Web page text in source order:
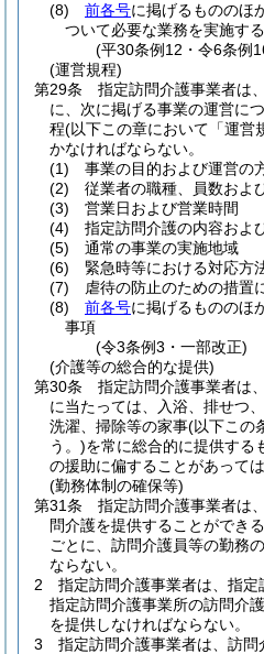
(8)
前各号に掲げるもののほ
ついて必要な業務を実施する
(平30条例12・令6条例
(運営規程)
第29条
指定訪問介護事業者は
に、次に掲げる事業の運営に
程(以下この章において「運営
かなければならない。
(1)
事業の目的および運営の
(2)
従業者の職種、員数およ
(3)
営業日および営業時間
(4)
指定訪問介護の内容およ
(5)
通常の事業の実施地域
(6)
緊急時等における対応方
(7)
虐待の防止のための措置
(8)
前各号に掲げるもののほ
事項
(令3条例3・一部改正)
(介護等の総合的な提供)
第30条
指定訪問介護事業者は
に当たっては、入浴、排せつ
洗濯、掃除等の家事(以下この
う。)を常に総合的に提供する
の援助に偏することがあっては
(勤務体制の確保等)
第31条
指定訪問介護事業者は
問介護を提供することができ
ごとに、訪問介護員等の勤務
ならない。
2
指定訪問介護事業者は、指
指定訪問介護事業所の訪問介
を提供しなければならない。
3
指定訪問介護事業者は、訪